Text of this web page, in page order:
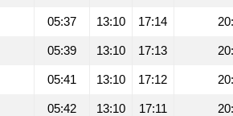
05:37 13:10 17:14
05:39 13:10 17:13
05:41 13:10 17:12
05:42 13:10 17:11